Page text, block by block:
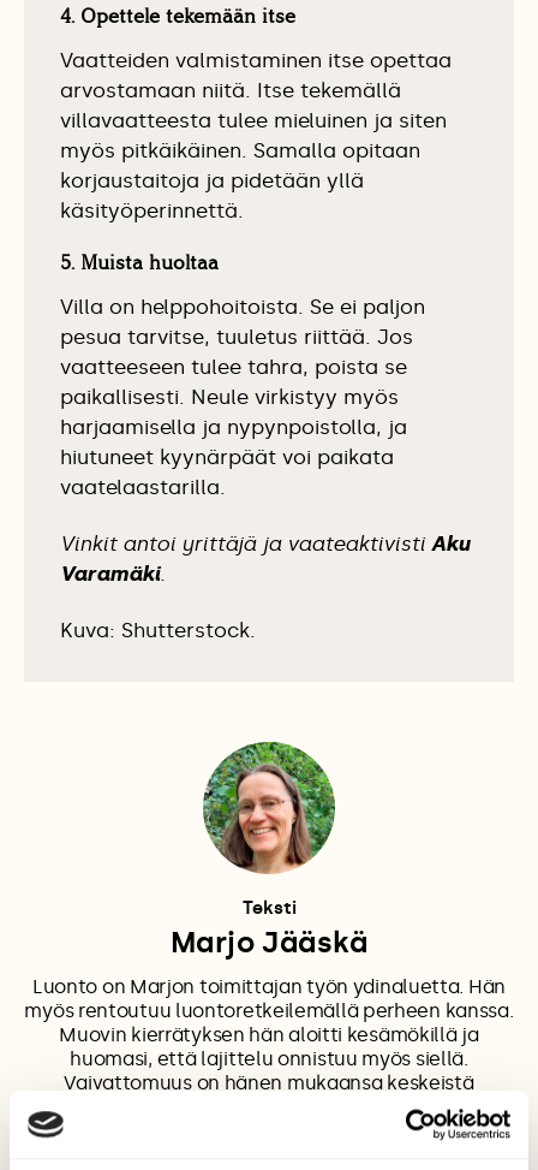
4. Opettele tekemään itse
Vaatteiden valmistaminen itse opettaa
arvostamaan niitä. Itse tekemällä
villavaatteesta tulee mieluinen ja siten
myös pitkäikäinen. Samalla opitaan
korjaustaitoja ja pidetään yllä
käsityöperinnettä.
5. Muista huoltaa
Villa on helppohoitoista. Se ei paljon
pesua tarvitse, tuuletus riittää. Jos
vaatteeseen tulee tahra, poista se
paikallisesti. Neule virkistyy myös
harjaamisella ja nypynpoistolla, ja
hiutuneet kyynärpäät voi paikata
vaatelaastarilla.
Vinkit antoi yrittäjä ja vaateaktivisti Aku
Varamäki.
Kuva: Shutterstock.
Teksti
Marjo Jääskä
Luonto on Marjon toimittajan työn ydin­aluetta. Hän
myös rentoutuu luontoretkeilemällä perheen kanssa.
Muovin kierrätyksen hän aloitti kesämökillä ja
huomasi, että lajittelu onnistuu myös siellä.
Vaivattomuus on hänen mukaansa keskeistä